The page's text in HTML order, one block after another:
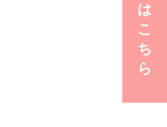
は
こ
ち
ら